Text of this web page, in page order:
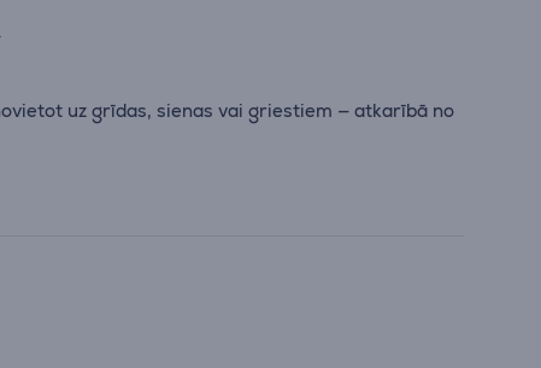
uz grīdas, sienas vai griestiem — atkarībā no